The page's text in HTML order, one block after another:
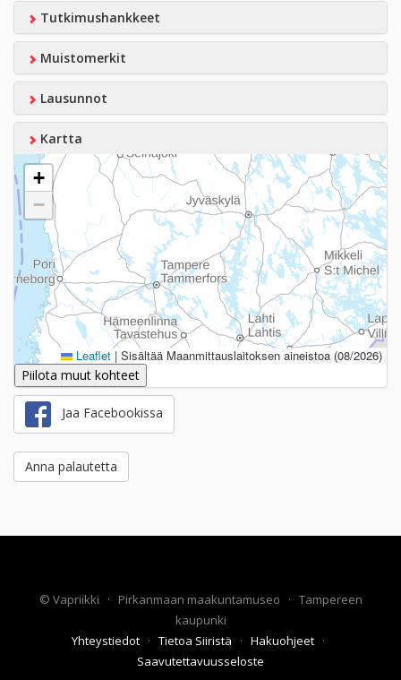
Tutkimushankkeet
Muistomerkit
Lausunnot
Kartta
+
−
Leaflet | Sisältää Maanmittauslaitoksen aineistoa (08/2026)
Piilota muut kohteet
Jaa Facebookissa
Anna palautetta
© Vapriikki · Pirkanmaan maakuntamuseo · Tampereen
kaupunki
Yhteystiedot · Tietoa Siiristä · Hakuohjeet ·
Saavutettavuusseloste